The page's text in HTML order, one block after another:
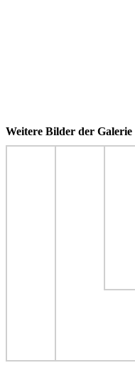
Weitere Bilder der Galerie